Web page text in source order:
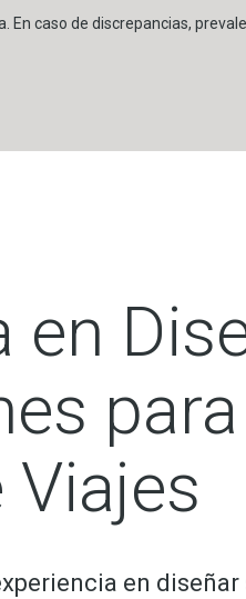
caso de discrepancias,
en
para
Viajes
en